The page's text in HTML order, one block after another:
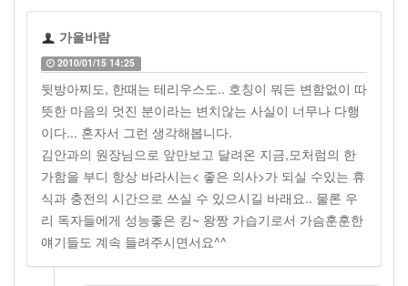
가을바람
2010/01/15 14:25
뒷방아찌도, 한때는 테리우스도.. 호칭이 뭐든 변함없이 따
뜻한 마음의 멋진 분이라는 변치않는 사실이 너무나 다행
이다... 혼자서 그런 생각해봅니다.
김안과의 원장님으로 앞만보고 달려온 지금,모처럼의 한
가함을 부디 항상 바라시는< 좋은 의사>가 되실 수있는 휴
식과 충전의 시간으로 쓰실 수 있으시길 바래요.. 물론 우
리 독자들에게 성능좋은 킹~ 왕짱 가습기로서 가슴훈훈한
얘기들도 계속 들려주시면서요^^